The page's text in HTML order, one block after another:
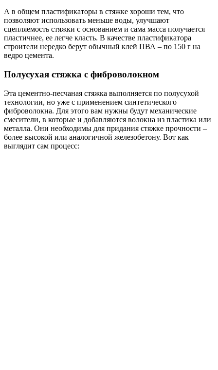
А в общем пластификаторы в стяжке хороши тем, что
позволяют использовать меньше воды, улучшают
сцепляемость стяжки с основанием и сама масса получается
пластичнее, ее легче класть. В качестве пластификатора
строители нередко берут обычный клей ПВА – по 150 г на
ведро цемента.
Полусухая стяжка с фиброволокном
Эта цементно-песчаная стяжка выполняется по полусухой
технологии, но уже с применением синтетического
фиброволокна. Для этого вам нужны будут механические
смесители, в которые и добавляются волокна из пластика или
металла. Они необходимы для придания стяжке прочности –
более высокой или аналогичной железобетону. Вот как
выглядит сам процесс: